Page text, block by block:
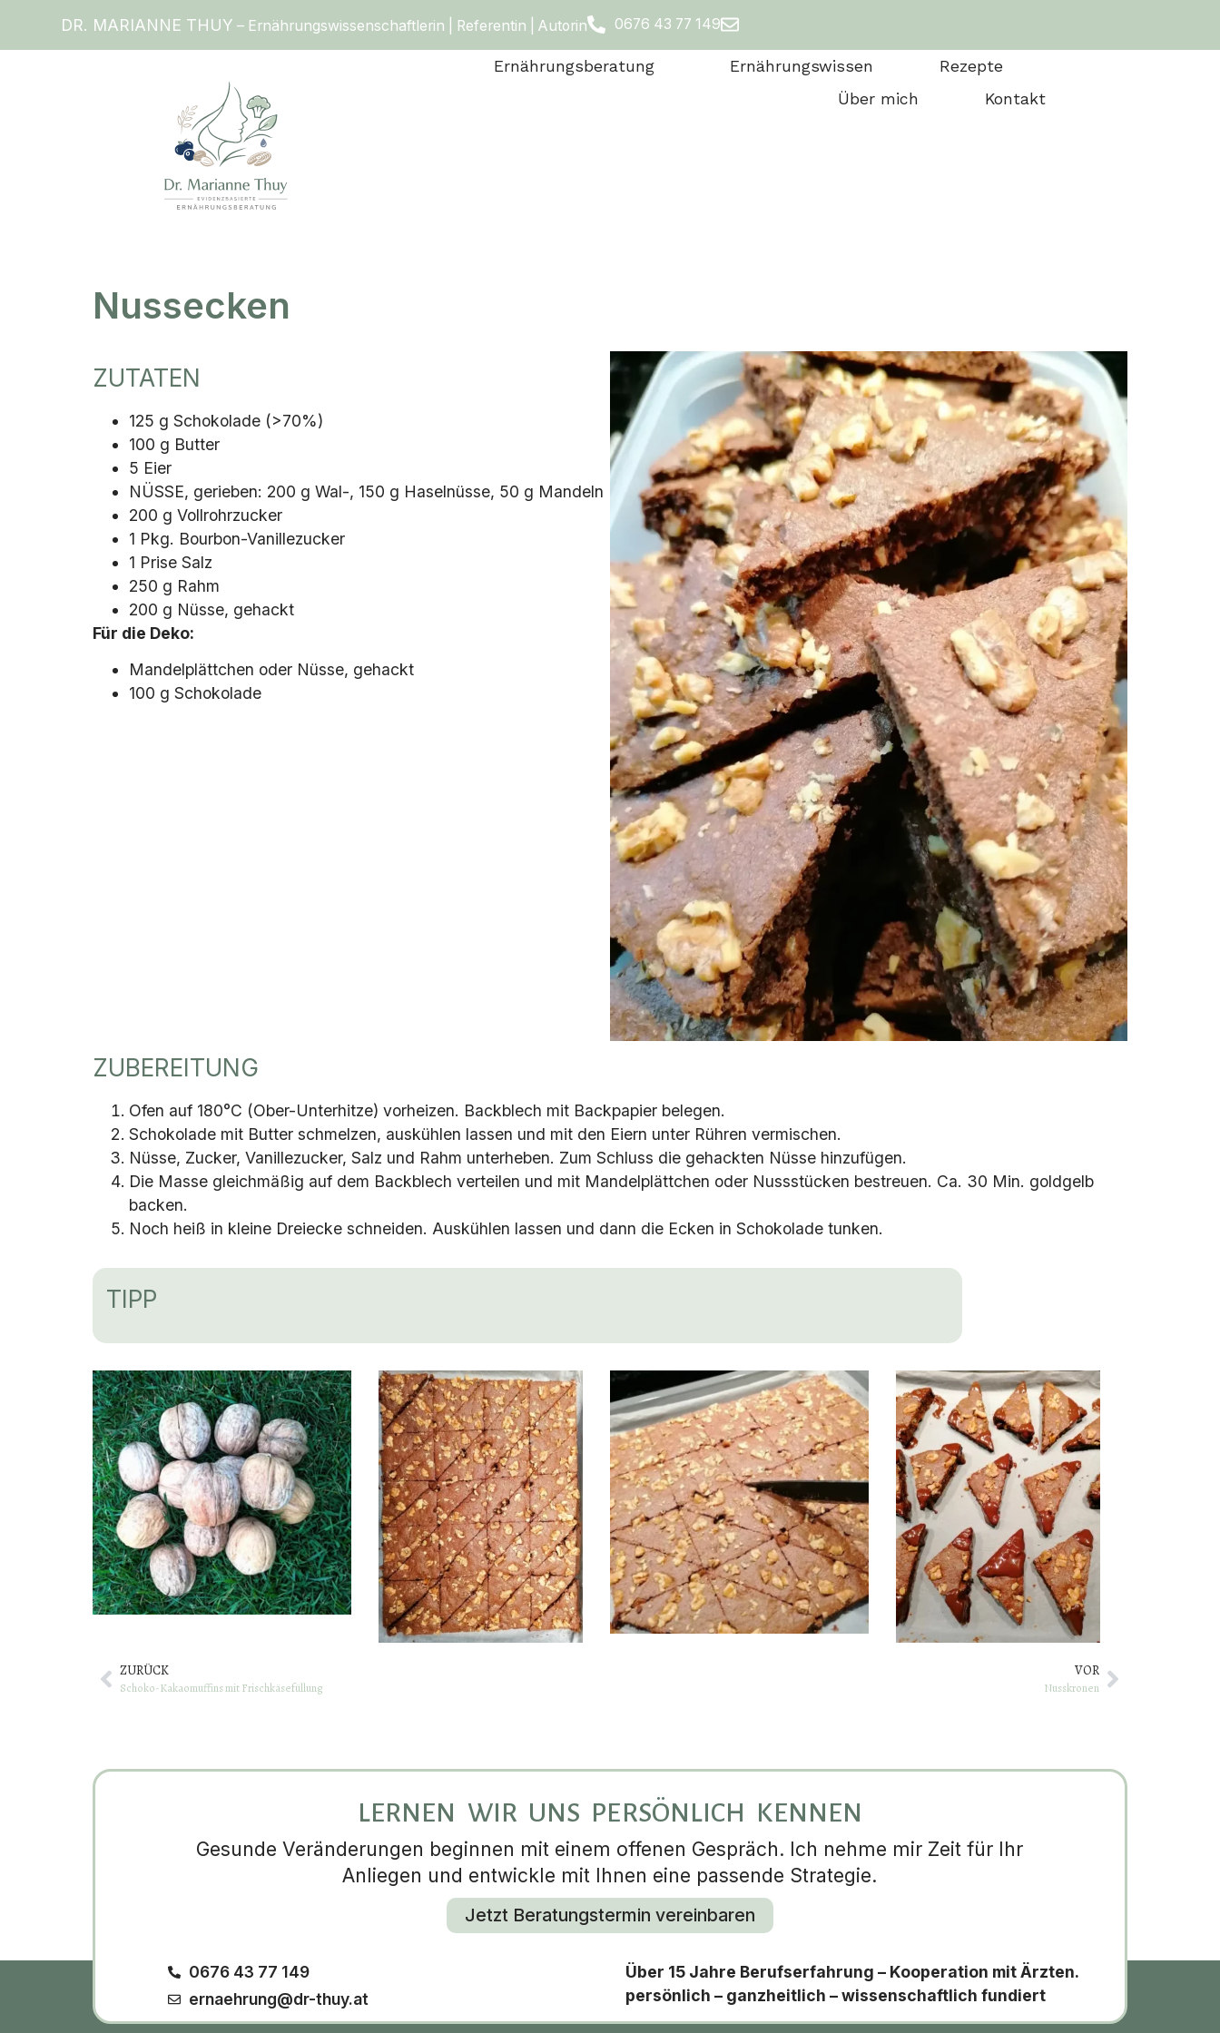
DR. MARIANNE THUY – Ernährungswissenschaftlerin | Referentin | Autorin 0676 43 77 149
Ernährungsberatung Ernährungswissen
Rezepte
Über mich
Kontakt
Nussecken
ZUTATEN
125 g Schokolade (>70%)
100 g Butter
5 Eier
NÜSSE, gerieben: 200 g Wal-, 150 g Haselnüsse, 50 g Mandeln
200 g Vollrohrzucker
1 Pkg. Bourbon-Vanillezucker
1 Prise Salz
250 g Rahm
200 g Nüsse, gehackt
Für die Deko:
Mandelplättchen oder Nüsse, gehackt
100 g Schokolade
ZUBEREITUNG
Ofen auf 180°C (Ober-Unterhitze) vorheizen. Backblech mit Backpapier belegen.
Schokolade mit Butter schmelzen, auskühlen lassen und mit den Eiern unter Rühren vermischen.
Nüsse, Zucker, Vanillezucker, Salz und Rahm unterheben. Zum Schluss die gehackten Nüsse hinzufügen.
Die Masse gleichmäßig auf dem Backblech verteilen und mit Mandelplättchen oder Nussstücken bestreuen. Ca. 30 Min. goldgelb
backen.
Noch heiß in kleine Dreiecke schneiden. Auskühlen lassen und dann die Ecken in Schokolade tunken.
TIPP
ZURÜCK
Schoko-Kakaomuffins mit Frischkäsefüllung
VOR
Nusskronen
LERNEN WIR UNS PERSÖNLICH KENNEN
Gesunde Veränderungen beginnen mit einem offenen Gespräch. Ich nehme mir Zeit für Ihr
Anliegen und entwickle mit Ihnen eine passende Strategie.
Jetzt Beratungstermin vereinbaren
0676 43 77 149
ernaehrung@dr-thuy.at
Über 15 Jahre Berufserfahrung – Kooperation mit Ärzten.
persönlich – ganzheitlich – wissenschaftlich fundiert